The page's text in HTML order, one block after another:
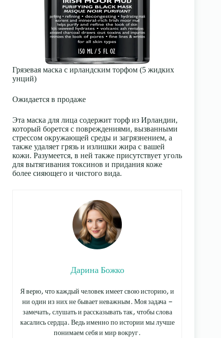
Грязевая маска с ирландским торфом (5 жидких
унций)
Ожидается в продаже
Эта маска для лица содержит торф из Ирландии,
который борется с повреждениями, вызванными
стрессом окружающей среды и загрязнением, а
также удаляет грязь и излишки жира с вашей
кожи. Разумеется, в ней также присутствует уголь
для вытягивания токсинов и придания коже
более сияющего и чистого вида.
Дарина Божко
Я верю, что каждый человек имеет свою историю, и
ни один из них не бывает неважным. Моя задача —
замечать, слушать и рассказывать так, чтобы слова
касались сердца. Ведь именно по истории мы лучше
понимаем себя и мир вокруг.